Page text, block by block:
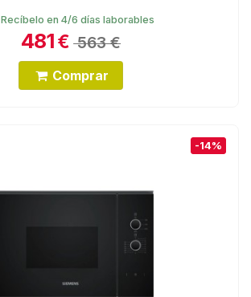
Recíbelo en 4/6 días laborables
481€ 563 €
Comprar
-14%